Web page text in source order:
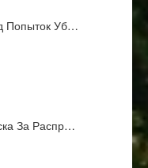
Попыток Уб…
За Распр…